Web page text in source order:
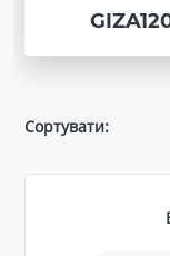
Сортувати: